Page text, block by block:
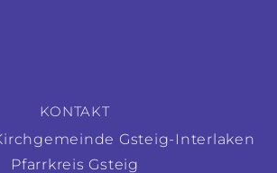
KONTAKT
Gsteig-Interlaken
Pfarrkreis Gsteig